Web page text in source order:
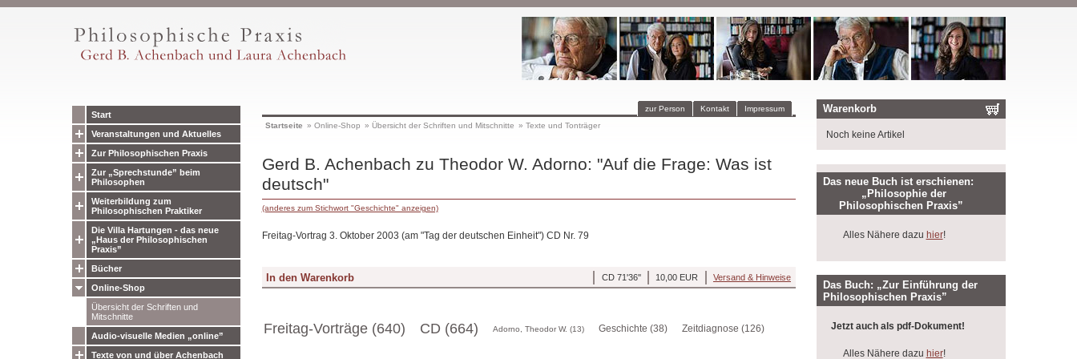
Start
Veranstaltungen und Aktuelles
Zur Philosophischen Praxis
Zur „Sprechstunde” beim
Philosophen
Weiterbildung zum
Philosophischen Praktiker
Die Villa Hartungen - das neue
„Haus der Philosophischen
Praxis”
Bücher
Online-Shop
Übersicht der Schriften und
Mitschnitte
Audio-visuelle Medien „online”
Texte von und über Achenbach
Impressum
Kontakt
zur Person
Startseite » Online-Shop » Übersicht der Schriften und Mitschnitte » Texte und Tonträger
Gerd B. Achenbach zu Theodor W. Adorno: "Auf die Frage: Was ist
deutsch"
(anderes zum Stichwort "Geschichte" anzeigen)
Freitag-Vortrag 3. Oktober 2003 (am "Tag der deutschen Einheit") CD Nr. 79
Versand & Hinweise
10,00 EUR
CD 71'36''
Freitag-Vorträge (640) CD (664) Adorno, Theodor W. (13) Geschichte (38) Zeitdiagnose (126)
Warenkorb
Noch keine Artikel
Das neue Buch ist erschienen:
„Philosophie der
Philosophischen Praxis”
Alles Nähere dazu hier!
Das Buch: „Zur Einführung der
Philosophischen Praxis”
Jetzt auch als pdf-Dokument!
Alles Nähere dazu hier!